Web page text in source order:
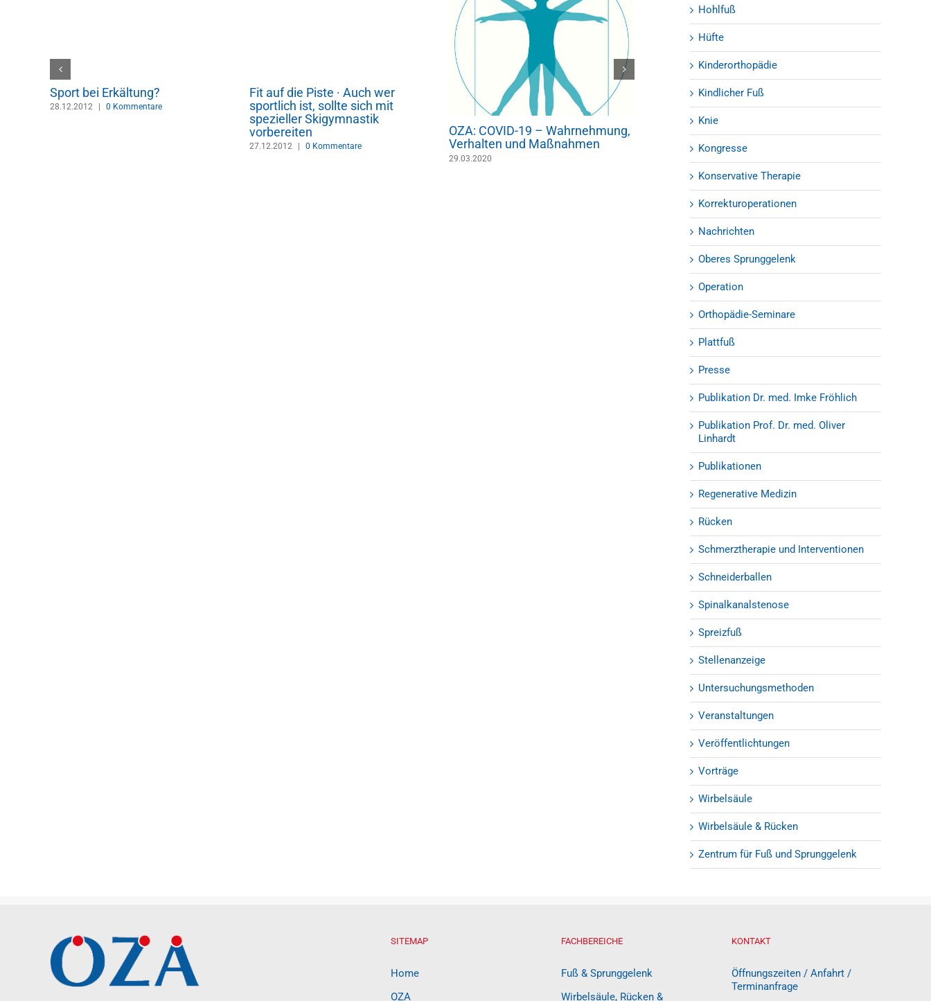
Sport bei Erkältung?
28.12.2012 0 Kommentare
Fit auf die Piste · Auch wer
sportlich ist, sollte sich mit
spezieller Skigymnastik
vorbereiten
27.12.2012 0 Kommentare
OZA: COVID-19 – Wahrnehmung,
Verhalten und Maßnahmen
29.03.2020
Verletzungen von Fuß und
Sprunggelenk – beim Wandern
keine Seltenheit
Schreibtisch:
18.02.2013
Hohlfuß
Hüfte
Kinderorthopädie
Kindlicher Fuß
Knie
Kongresse
Konservative Therapie
Korrekturoperationen
Nachrichten
Oberes Sprunggelenk
Operation
Orthopädie-Seminare
Plattfuß
Presse
Publikation Dr. med. Imke Fröhlich
Publikation Prof. Dr. med. Oliver
Linhardt
Publikationen
Regenerative Medizin
Rücken
Schmerztherapie und Interventionen
Schneiderballen
Spinalkanalstenose
Spreizfuß
Stellenanzeige
Untersuchungsmethoden
Veranstaltungen
Veröffentlichtungen
Vorträge
Wirbelsäule
Wirbelsäule & Rücken
Zentrum für Fuß und Sprunggelenk
SITEMAP
Home
OZA
FACHBEREICHE
Fuß & Sprunggelenk
Wirbelsäule, Rücken &
KONTAKT
Öffnungszeiten / Anfahrt /
Terminanfrage